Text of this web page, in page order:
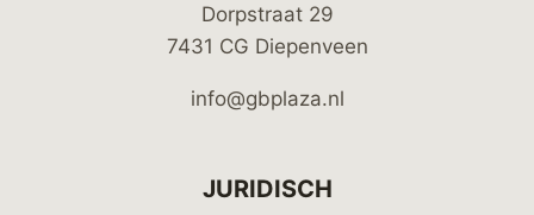
Dorpstraat 29
7431 CG Diepenveen
info@gbplaza.nl
JURIDISCH